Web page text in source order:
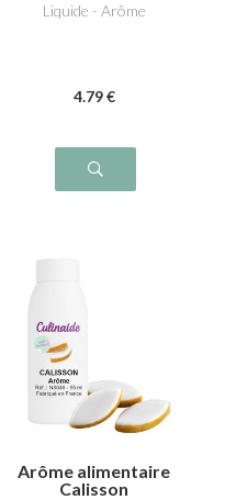
Liquide - Arôme
4.79 €
Arôme alimentaire
Calisson